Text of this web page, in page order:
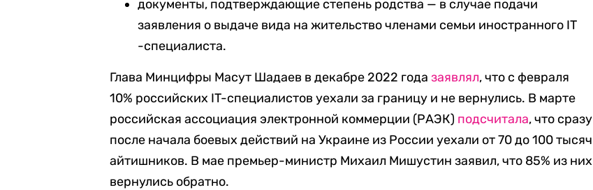
документы, подтверждающие степень родства — в случае подачи
заявления о выдаче вида на жительство членами семьи иностранного IT
-специалиста.
Глава Минцифры Масут Шадаев в декабре 2022 годазаявлял, что с февраля
10% российских IT-специалистов уехали за границу и не вернулись. В марте
российская ассоциация электронной коммерции (РАЭК) подсчитала, что сразу
после начала боевых действий на Украине из России уехали от 70 до 100 тысяч
айтишников. В мае премьер-министр Михаил Мишустин заявил, что 85% из них
вернулись обратно.